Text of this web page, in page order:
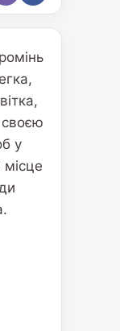
своєю
у